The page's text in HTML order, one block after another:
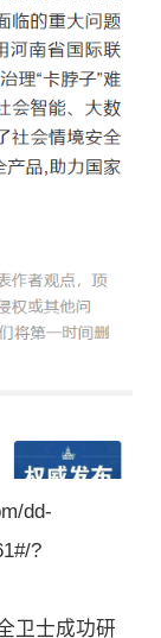
dd-
?
卫士成功研